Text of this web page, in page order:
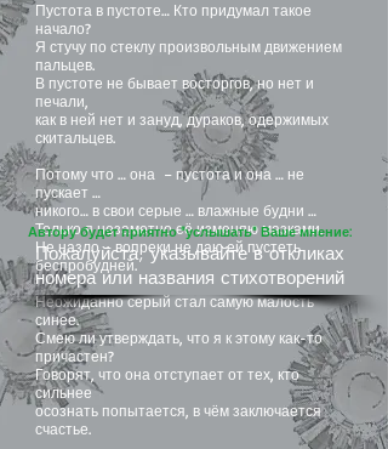
Пустота в пустоте… Кто придумал такое
начало?
Я стучу по стеклу произвольным движением
пальцев.
В пустоте не бывает восторгов, но нет и
печали,
как в ней нет и зануд, дураков, одержимых
скитальцев.
Потому что … она – пустота и она … не
пускает …
никого… в свои серые … влажные будни …
Только я незаметно её изменяю мазками.
Не назло – вопреки не даю ей пустеть
беспробудней.
Неожиданно серый стал самую малость
синее.
Смею ли утверждать, что я к этому как-то
причастен?
Говорят, что она отступает от тех, кто
сильнее
осознать попытается, в чём заключается
счастье.
Автору будет приятно "услышать" Ваше мнение:
Пожалуйста, указывайте в откликах
номера или названия стихотворений